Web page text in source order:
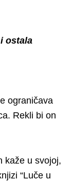
ostala
ograničava
Rekli bi on
kaže u svojoj,
“Luče u